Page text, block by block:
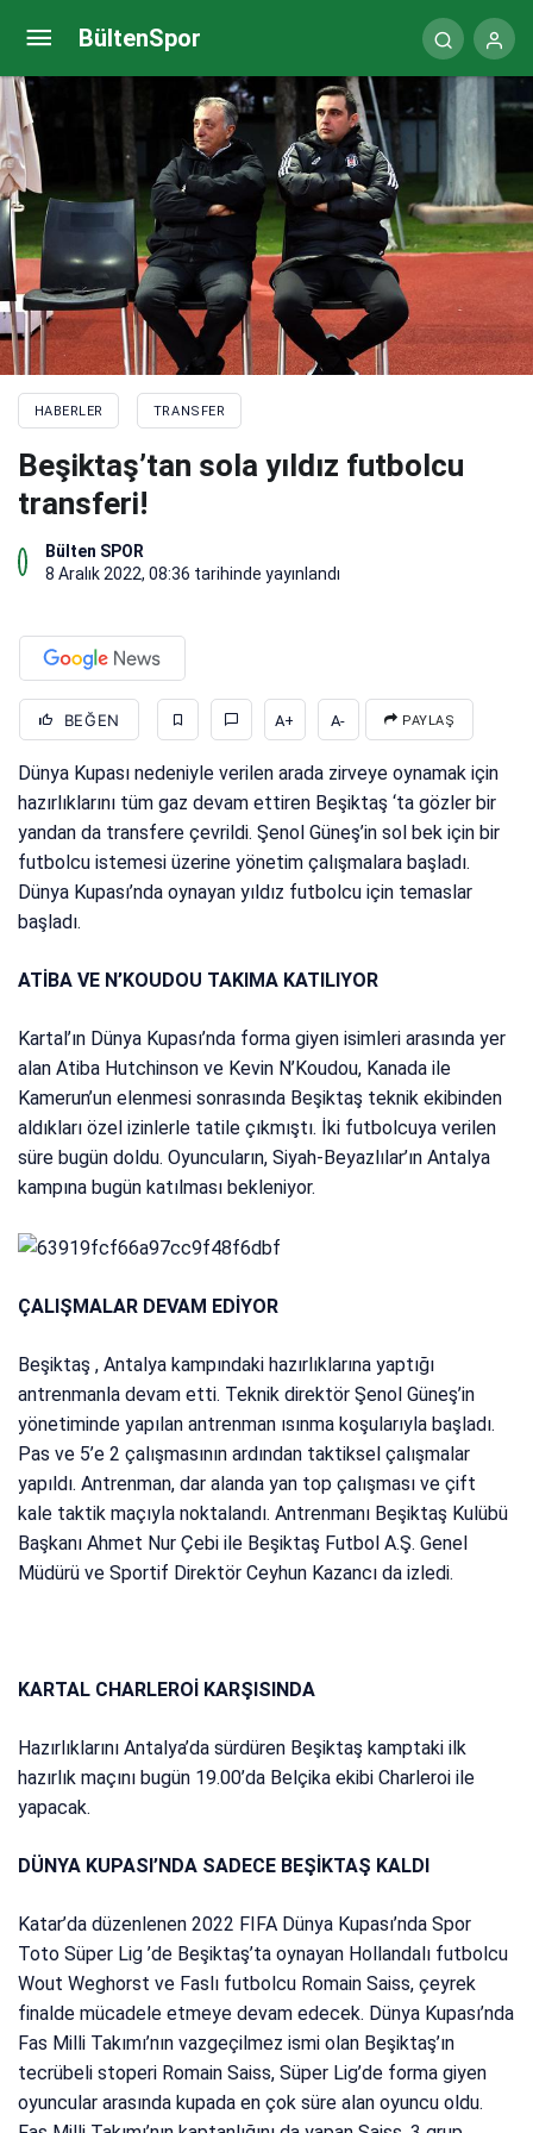
BültenSpor
HABERLER TRANSFER
Beşiktaş’tan sola yıldız futbolcu
transferi!
Bülten SPOR
8 Aralık 2022, 08:36 tarihinde yayınlandı
BEĞEN A+ A- PAYLAŞ
Dünya Kupası nedeniyle verilen arada zirveye oynamak için
hazırlıklarını tüm gaz devam ettiren Beşiktaş ‘ta gözler bir
yandan da transfere çevrildi. Şenol Güneş’in sol bek için bir
futbolcu istemesi üzerine yönetim çalışmalara başladı.
Dünya Kupası’nda oynayan yıldız futbolcu için temaslar
başladı.
ATİBA VE N’KOUDOU TAKIMA KATILIYOR
Kartal’ın Dünya Kupası’nda forma giyen isimleri arasında yer
alan Atiba Hutchinson ve Kevin N’Koudou, Kanada ile
Kamerun’un elenmesi sonrasında Beşiktaş teknik ekibinden
aldıkları özel izinlerle tatile çıkmıştı. İki futbolcuya verilen
süre bugün doldu. Oyuncuların, Siyah-Beyazlılar’ın Antalya
kampına bugün katılması bekleniyor.
ÇALIŞMALAR DEVAM EDİYOR
Beşiktaş , Antalya kampındaki hazırlıklarına yaptığı
antrenmanla devam etti. Teknik direktör Şenol Güneş’in
yönetiminde yapılan antrenman ısınma koşularıyla başladı.
Pas ve 5’e 2 çalışmasının ardından taktiksel çalışmalar
yapıldı. Antrenman, dar alanda yan top çalışması ve çift
kale taktik maçıyla noktalandı. Antrenmanı Beşiktaş Kulübü
Başkanı Ahmet Nur Çebi ile Beşiktaş Futbol A.Ş. Genel
Müdürü ve Sportif Direktör Ceyhun Kazancı da izledi.
KARTAL CHARLEROİ KARŞISINDA
Hazırlıklarını Antalya’da sürdüren Beşiktaş kamptaki ilk
hazırlık maçını bugün 19.00’da Belçika ekibi Charleroi ile
yapacak.
DÜNYA KUPASI’NDA SADECE BEŞİKTAŞ KALDI
Katar’da düzenlenen 2022 FIFA Dünya Kupası’nda Spor
Toto Süper Lig ’de Beşiktaş’ta oynayan Hollandalı futbolcu
Wout Weghorst ve Faslı futbolcu Romain Saiss, çeyrek
finalde mücadele etmeye devam edecek. Dünya Kupası’nda
Fas Milli Takımı’nın vazgeçilmez ismi olan Beşiktaş’ın
tecrübeli stoperi Romain Saiss, Süper Lig’de forma giyen
oyuncular arasında kupada en çok süre alan oyuncu oldu.
Beşiktaş’tan sola yıldız futbolcu transferi!